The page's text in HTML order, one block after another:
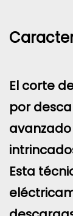
El corte
por
Esta